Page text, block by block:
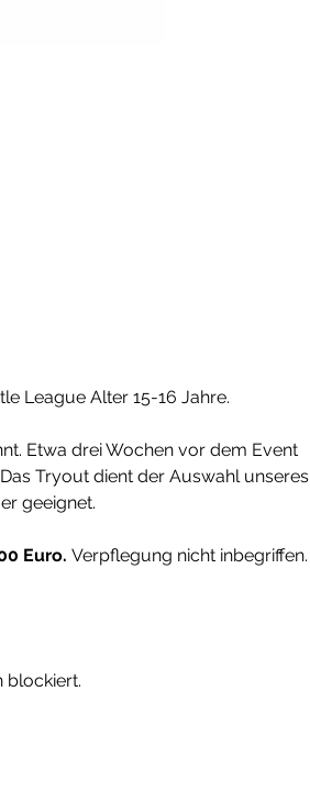
League Alter 15-16 Jahre.
Etwa drei Wochen vor dem Event
Tryout dient der Auswahl unseres
geeignet.
Euro. Verpflegung nicht inbegriffen.
blockiert.